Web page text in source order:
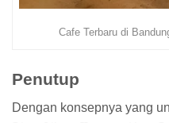
Cafe Terbaru di
Penutup
Dengan konsepnya yang